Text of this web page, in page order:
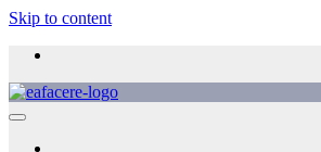
Skip to content